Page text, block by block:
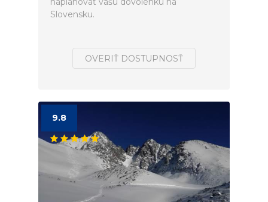
Slovensku.
OVERIŤ DOSTUPNOSŤ
9.8